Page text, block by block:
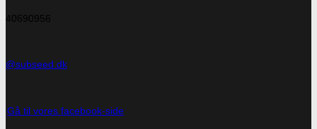
40690956
@subseed.dk
Gå til vores facebook-side